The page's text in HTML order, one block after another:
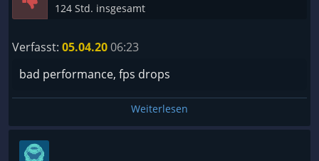
124 Std. insgesamt
Verfasst: 05.04.2006:23
bad performance, fps drops
Weiterlesen